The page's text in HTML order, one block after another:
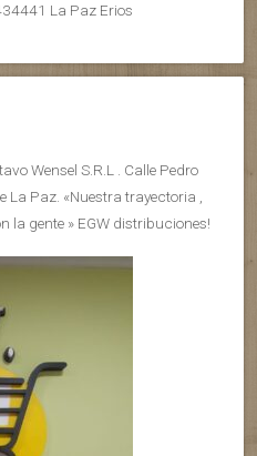
La Paz Erios
Wensel S.R.L . Calle Pedro
La Paz. «Nuestra trayectoria ,
gente » EGW distribuciones!